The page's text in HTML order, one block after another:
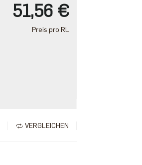
51,56 €
Preis pro RL
VERGLEICHEN